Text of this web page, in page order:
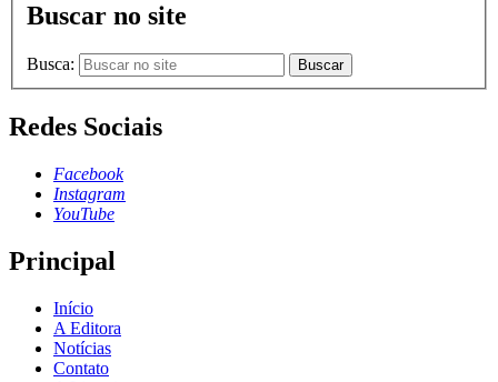
Buscar no site
Busca: Buscar
Redes Sociais
Facebook
Instagram
YouTube
Principal
Início
A Editora
Notícias
Contato